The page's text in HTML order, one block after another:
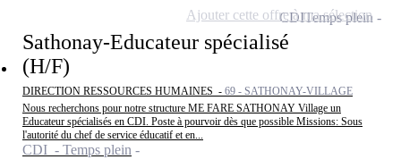
Sathonay-Educateur spécialisé
(H/F)
DIRECTION RESSOURCES HUMAINES - 69 - SATHONAY-VILLAGE
Nous recherchons pour notre structure ME FARE SATHONAY Village un
Educateur spécialisés en CDI. Poste à pourvoir dès que possible Missions: Sous
l'autorité du chef de service éducatif et en...
CDI - Temps plein
CDITemps plein
Ajouter cette offre à ma sélection